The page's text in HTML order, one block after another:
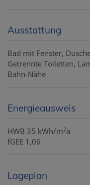
Ausstattung
Bad mit Fenster
Getrennte Toiletten
Bahn-Nähe
Energieausweis
HWB 35 kWh/m2a
fGEE 1,06
Lageplan